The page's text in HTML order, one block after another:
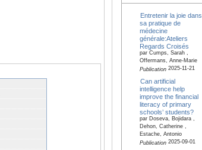
Entretenir la joie dans
sa pratique de
médecine
générale:Ateliers
Regards Croisés
par Cumps, Sarah ,
Offermans, Anne-Marie
Publication2025-11-21
Can artificial
intelligence help
improve the financial
literacy of primary
schools’ students?
par Doseva, Bojidara ,
Dehon, Catherine ,
Estache, Antonio
Publication2025-09-01